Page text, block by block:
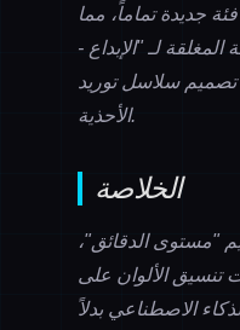
جديدة تماماً، مما
لـ "الإبداع -
تصميم سلاسل توريد
الأحذية.
الخلاصة
"مستوى الدقائق"،
تنسيق الألوان على
الاصطناعي بدلاً